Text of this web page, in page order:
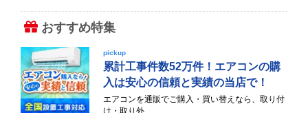
おすすめ特集
pickup
累計工事件数52万件！エアコンの購
入は安心の信頼と実績の当店で！
エアコンを通販でご購入・買い替えなら、取り付
け・取り外...